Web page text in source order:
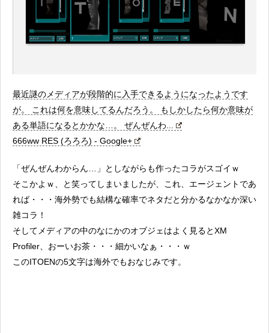
最近謎のメディアが段階的に入手できるようになったようです
が。 これは何を意味してるんだろう。 もしかしたら何か意味が
ある単語になるとかかな…。 ぜんぜんわ...
666ww RES (ろろろ) - Google+
「ぜんぜんわからん…」としながらも作ったコラがスゴイｗ
そこかよｗ、と笑ってしまいましたが、これ、エージェントであ
れば・・・海外勢でも結構な確率でネタだと分かるなかなか深い
雑コラ！
そしてメディアの中のなにかのオブジェはよく見るとXM
Profiler、おーいお茶・・・細かいなぁ・・・ｗ
このITOENの5文字は海外でもおなじみです。